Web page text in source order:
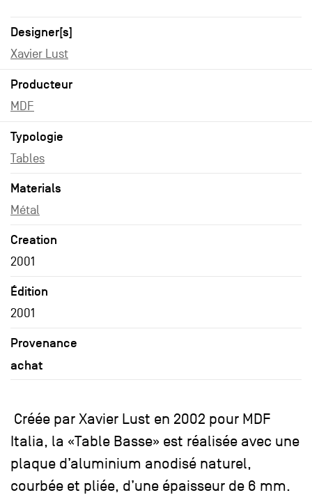
Designer[s]
Xavier Lust
Producteur
MDF
Typologie
Tables
Materials
Métal
Creation
2001
Édition
2001
Provenance
achat
Créée par Xavier Lust en 2002 pour MDF
Italia, la «Table Basse» est réalisée avec une
plaque d’aluminium anodisé naturel,
courbée et pliée, d’une épaisseur de 6 mm.